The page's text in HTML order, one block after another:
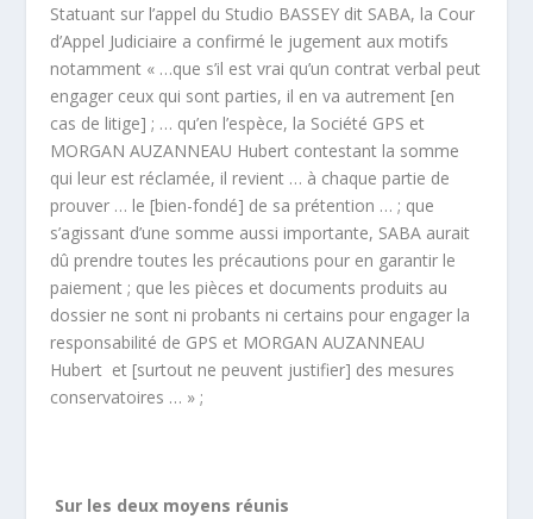
Statuant sur l’appel du Studio BASSEY dit SABA, la Cour
d’Appel Judiciaire a confirmé le jugement aux motifs
notamment « …que s’il est vrai qu’un contrat verbal peut
engager ceux qui sont parties, il en va autrement [en
cas de litige] ; … qu’en l’espèce, la Société GPS et
MORGAN AUZANNEAU Hubert contestant la somme
qui leur est réclamée, il revient … à chaque partie de
prouver … le [bien-fondé] de sa prétention … ; que
s’agissant d’une somme aussi importante, SABA aurait
dû prendre toutes les précautions pour en garantir le
paiement ; que les pièces et documents produits au
dossier ne sont ni probants ni certains pour engager la
responsabilité de GPS et MORGAN AUZANNEAU
Hubert et [surtout ne peuvent justifier] des mesures
conservatoires … » ;
Sur les deux moyens réunis